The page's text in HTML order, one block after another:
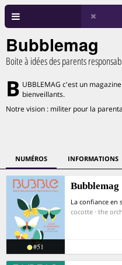
Bubblemag
Boite à idées des parents
B UBBLEMAG c'est un
bienveillants.
Notre vision : militer pour la
NUMÉROS INFORMATIONS
Bubblemag
La confiance en
cocotte · the
#51